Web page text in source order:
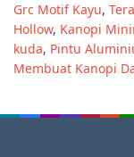
Grc Motif Kayu,
Hollow, Kanopi
kuda, Pintu
Membuat Kanopi